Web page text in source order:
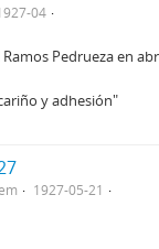
04
Pedrueza en
y adhesión"
1927-05-21